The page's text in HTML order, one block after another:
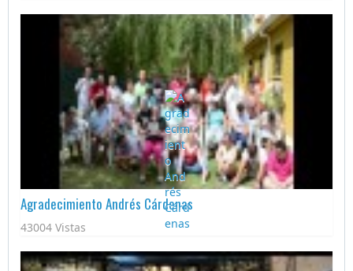
Agradecimiento Andrés Cárdenas
43004 Vistas